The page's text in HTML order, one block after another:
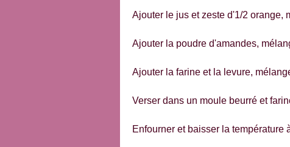
Ajouter le jus et zeste d'1/2 orange,
Ajouter la poudre d'amandes,
Ajouter la farine et la levure,
Verser dans un moule beurré et
Enfourner et baisser la température